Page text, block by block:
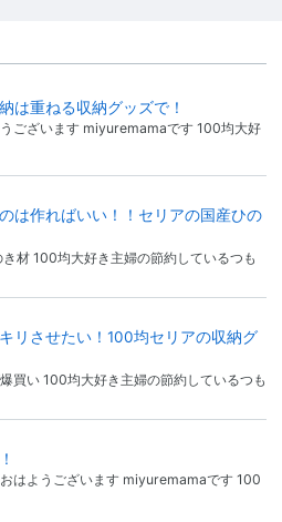
は重ねる収納グッズで！
ございます miyuremamaです 100均大好
は作ればいい！！セリアの国産ひの
材 100均大好き主婦の節約しているつも
リさせたい！100均セリアの収納グ
買い 100均大好き主婦の節約しているつも
はようございます miyuremamaです 100